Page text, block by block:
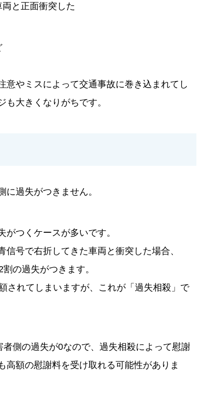
と正面衝突した
意やミスによって交通事故に巻き込まれてし
大きくなりがちです。
過失がつきません。
つくケースが多いです。
号で右折してきた車両と衝突した場合、
の過失がつきます。
されてしまいますが、これが「過失相殺」で
側の過失が0なので、過失相殺によって慰謝
額の慰謝料を受け取れる可能性がありま